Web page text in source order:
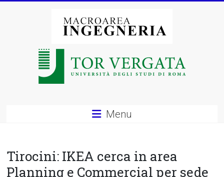
Macroarea
degli
Menu
Tirocini: IKEA cerca in area
Planning e Commercial per sede